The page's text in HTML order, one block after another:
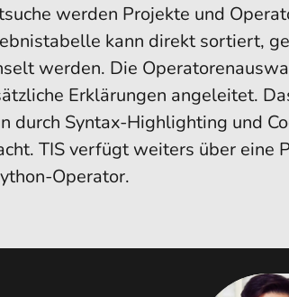
werden Projekte und
kann direkt sortiert,
werden. Die
Erklärungen angeleitet.
durch Syntax-Highlighting und
TIS verfügt weiters über eine
Operator.